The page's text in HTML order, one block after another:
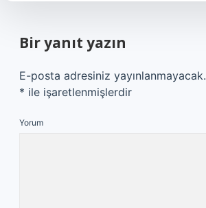
Bir yanıt yazın
E-posta adresiniz yayınlanmayacak.
* ile işaretlenmişlerdir
Yorum